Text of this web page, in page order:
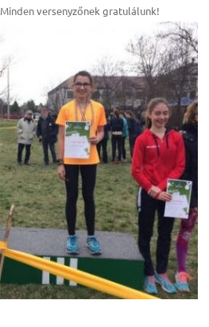
Minden versenyzőnek gratulálunk!